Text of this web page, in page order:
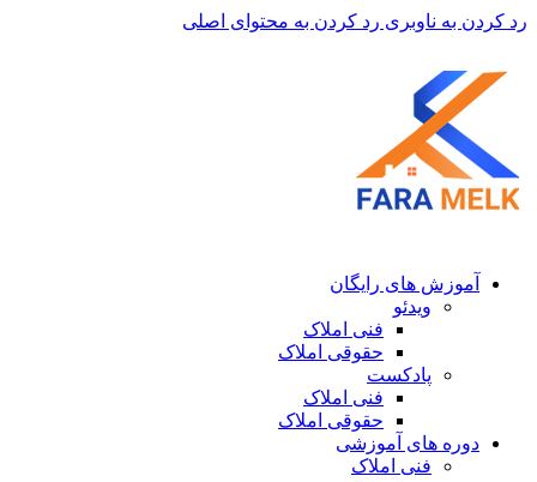
رد کردن به ناوبری رد کردن به محتوای اصلی
آموزش های رایگان
ویدئو
فنی املاک
حقوقی املاک
پادکست
فنی املاک
حقوقی املاک
دوره های آموزشی
فنی املاک